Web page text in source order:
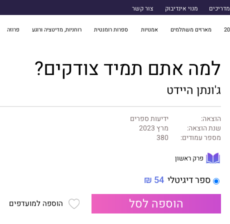
מדריכים מנוי אינדיבוק צור קשר
מארזים משתלמים אמנויות ספרות רומנטית רוחניות, מדיטציה ורוגע פרוזה
למה אתם תמיד צודקים?
ג'ונתן היידט
הוצאה:
ידיעות ספרים
שנת הוצאה:
מרץ 2023
מספר עמודים:
380
פרק ראשון
ספר דיגיטלי 54 ₪
הוספה לסל הוספה למועדפים